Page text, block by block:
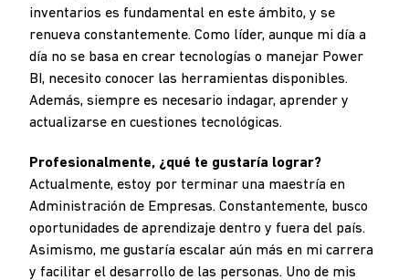
inventarios es fundamental en este ámbito, y se
renueva constantemente. Como líder, aunque mi día a
día no se basa en crear tecnologías o manejar Power
BI, necesito conocer las herramientas disponibles.
Además, siempre es necesario indagar, aprender y
actualizarse en cuestiones tecnológicas.
Profesionalmente, ¿qué te gustaría lograr?
Actualmente, estoy por terminar una maestría en
Administración de Empresas. Constantemente, busco
oportunidades de aprendizaje dentro y fuera del país.
Asimismo, me gustaría escalar aún más en mi carrera
y facilitar el desarrollo de las personas. Uno de mis